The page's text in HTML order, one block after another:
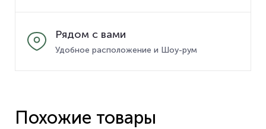
Рядом с вами
Удобное расположение и Шоу-рум
Похожие товары